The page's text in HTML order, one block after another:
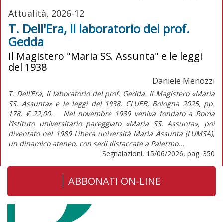
Attualità, 2026-12
T. Dell'Era, Il laboratorio del prof.
Gedda
Il Magistero "Maria SS. Assunta" e le leggi
del 1938
Daniele Menozzi
T. Dell’Era, Il laboratorio del prof. Gedda. Il Magistero «Maria
SS. Assunta» e le leggi del 1938, CLUEB, Bologna 2025, pp.
178, € 22,00. Nel novembre 1939 veniva fondato a Roma
l’Istituto universitario pareggiato «Maria SS. Assunta», poi
diventato nel 1989 Libera università Maria Assunta (LUMSA),
un dinamico ateneo, con sedi distaccate a Palermo...
Segnalazioni, 15/06/2026, pag. 350
ABBONATI ON-LINE